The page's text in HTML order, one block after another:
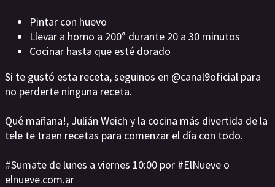
Pintar con huevo
Llevar a horno a 200° durante 20 a 30 minutos
Cocinar hasta que esté dorado
Si te gustó esta receta, seguinos en @canal9oficial para
no perderte ninguna receta.
Qué mañana!, Julián Weich y la cocina más divertida de la
tele te traen recetas para comenzar el día con todo.
#Sumate de lunes a viernes 10:00 por #ElNueve o
elnueve.com.ar